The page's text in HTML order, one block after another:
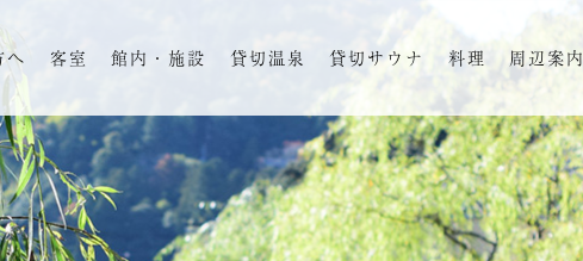
へ 客室 館内・施設 貸切温泉 貸切サウナ 料理 周辺案内